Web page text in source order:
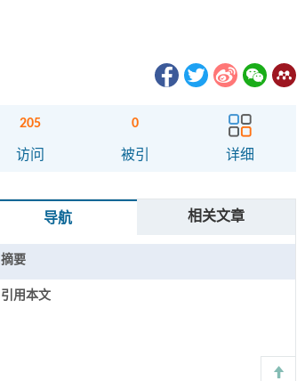
205
访问
0
被引 详细
导航 相关文章
摘要
引用本文